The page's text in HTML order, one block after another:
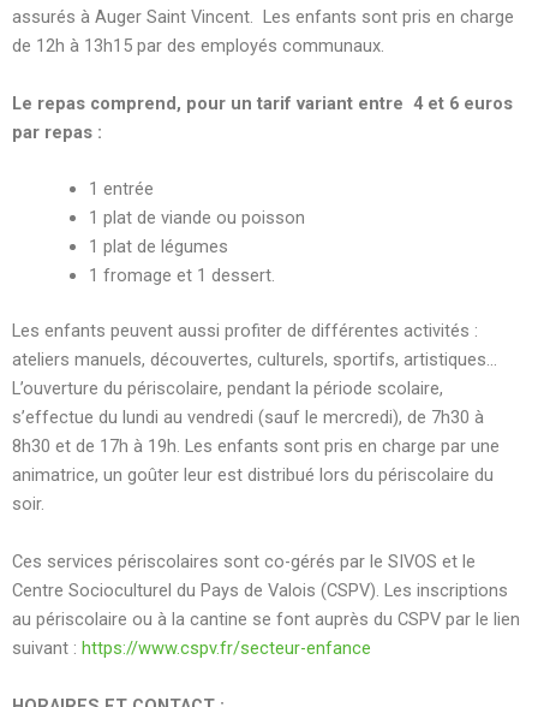
assurés à Auger Saint Vincent. Les enfants sont pris en charge
de 12h à 13h15 par des employés communaux.
Le repas comprend, pour un tarif variant entre 4 et 6 euros
par repas :
1 entrée
1 plat de viande ou poisson
1 plat de légumes
1 fromage et 1 dessert.
Les enfants peuvent aussi profiter de différentes activités :
ateliers manuels, découvertes, culturels, sportifs, artistiques…
L’ouverture du périscolaire, pendant la période scolaire,
s’effectue du lundi au vendredi (sauf le mercredi), de 7h30 à
8h30 et de 17h à 19h. Les enfants sont pris en charge par une
animatrice, un goûter leur est distribué lors du périscolaire du
soir.
Ces services périscolaires sont co-gérés par le SIVOS et le
Centre Socioculturel du Pays de Valois (CSPV). Les inscriptions
au périscolaire ou à la cantine se font auprès du CSPV par le lien
suivant : https://www.cspv.fr/secteur-enfance